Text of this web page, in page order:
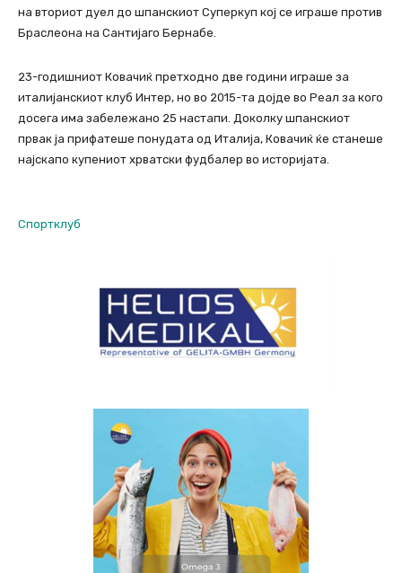
на вториот дуел до шпанскиот Суперкуп кој се играше против
Браслеона на Сантијаго Бернабе.
23-годишниот Кoвачиќ претходно две години играше за
италијанскиот клуб Интер, но во 2015-та дојде во Реал за кого
досега има забележано 25 настапи. Доколку шпанскиот
првак ја прифатеше понудата од Италија, Ковачиќ ќе станеше
најскапо купениот хрватски фудбалер во историјата.
Спортклуб